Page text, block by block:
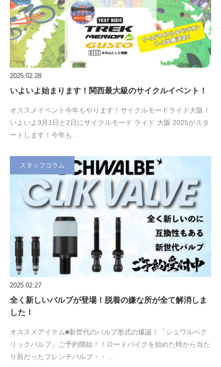
2025.02.28
いよいよ始まります！関西最大級のサイクルイベント！
オススメイベント今年もやります！サイクルモードライド大阪！
いよいよ3月1日と2日にサイクルモード ライド 大阪 2025がスタ
ートします！今年も…
スタッフコラム
2025.02.27
全く新しいバルブが登場！脱着の嫌な所が全て解消しま
した！
オススメアイテム■新世代のバルブ形式の爆誕！「シュワルベク
リックバルブ」ご予約開始！！ロードバイクを始めた時から当た
り前だったフレンチバルブ・・…